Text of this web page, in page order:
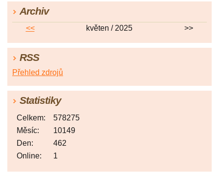
Archiv
<< květen / 2025 >>
RSS
Přehled zdrojů
Statistiky
Online: 1
Celkem:
578275
Měsíc:
10149
Den:
462